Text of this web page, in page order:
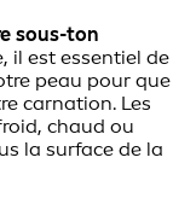
sous-ton
il est essentiel de
peau pour que
carnation. Les
chaud ou
la surface de la